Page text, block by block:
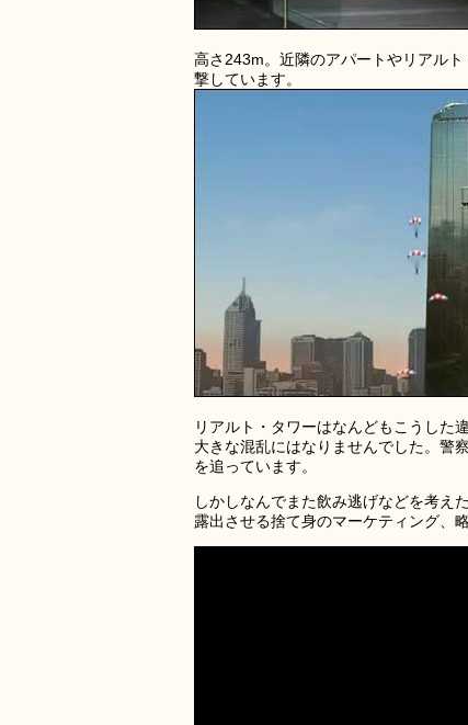
高さ243m。近隣のアパートやリアル
撃しています。
リアルト・タワーはなんどもこうした
大きな混乱にはなりませんでした。警
を追っています。
しかしなんでまた飲み逃げなどを考
露出させる捨て身のマーケティング、